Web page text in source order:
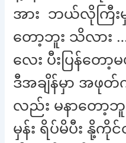
အား ဘယ်လိုကြီး
တော့ဘူး သိလား …
လေး ပီးပြန်တ
ဒီအချိန်မှာ အဖု
လည်း မနာတော့ဘူ
မှန်း ရိပ်မိပီး နို့